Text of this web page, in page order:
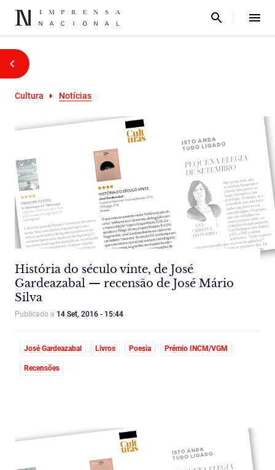
Cultura Notícias
História do século vinte, de José
Gardeazabal — recensão de José Mário
Silva
Publicado a 14 Set, 2016 - 15:44
José Gardeazabal Livros Poesia Prémio INCM/VGM
Recensões